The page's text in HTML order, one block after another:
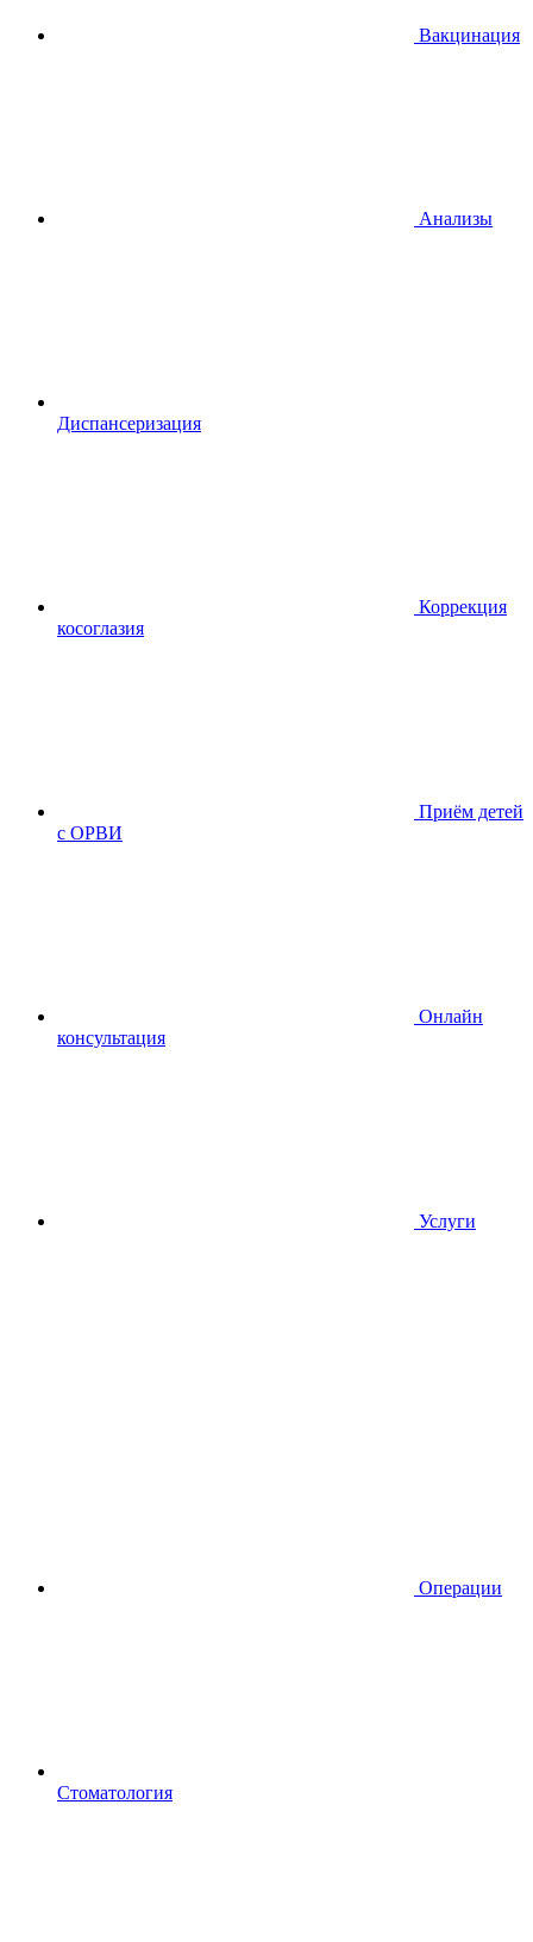
Вакцинация
Анализы
Диспансеризация
Коррекция
косоглазия
Приём детей
с ОРВИ
Онлайн
консультация
Услуги
Операции
Стоматология